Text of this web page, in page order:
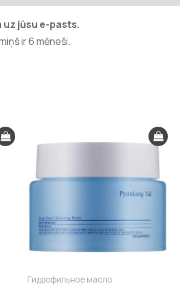
jūsu e-pasts.
ir 6 mēneši.
Гидрофильное масло